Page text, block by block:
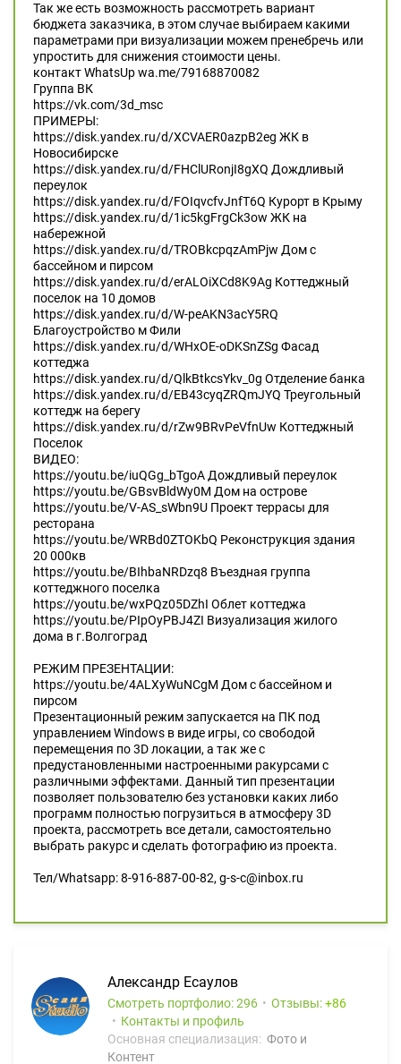
Так же есть возможность рассмотреть вариант
бюджета заказчика, в этом случае выбираем какими
параметрами при визуализации можем пренебречь или
упростить для снижения стоимости цены.
контакт WhatsUp wa.me/79168870082
Группа ВК
https://vk.com/3d_msc
ПРИМЕРЫ:
https://disk.yandex.ru/d/XCVAER0azpB2eg ЖК в
Новосибирске
https://disk.yandex.ru/d/FHClURonjI8gXQ Дождливый
переулок
https://disk.yandex.ru/d/FOIqvcfvJnfT6Q Курорт в Крыму
https://disk.yandex.ru/d/1ic5kgFrgCk3ow ЖК на
набережной
https://disk.yandex.ru/d/TROBkcpqzAmPjw Дом с
бассейном и пирсом
https://disk.yandex.ru/d/erALOiXCd8K9Ag Коттеджный
поселок на 10 домов
https://disk.yandex.ru/d/W-peAKN3acY5RQ
Благоустройство м Фили
https://disk.yandex.ru/d/WHxOE-oDKSnZSg Фасад
коттеджа
https://disk.yandex.ru/d/QlkBtkcsYkv_0g Отделение банка
https://disk.yandex.ru/d/EB43cyqZRQmJYQ Треугольный
коттедж на берегу
https://disk.yandex.ru/d/rZw9BRvPeVfnUw Коттеджный
Поселок
ВИДЕО:
https://youtu.be/iuQGg_bTgoA Дождливый переулок
https://youtu.be/GBsvBldWy0M Дом на острове
https://youtu.be/V-AS_sWbn9U Проект террасы для
ресторана
https://youtu.be/WRBd0ZTOKbQ Реконструкция здания
20 000кв
https://youtu.be/BIhbaNRDzq8 Въездная группа
коттеджного поселка
https://youtu.be/wxPQz05DZhI Облет коттеджа
https://youtu.be/PIpOyPBJ4ZI Визуализация жилого
дома в г.Волгоград
РЕЖИМ ПРЕЗЕНТАЦИИ:
https://youtu.be/4ALXyWuNCgM Дом с бассейном и
пирсом
Презентационный режим запускается на ПК под
управлением Windows в виде игры, со свободой
перемещения по 3D локации, а так же с
предустановленными настроенными ракурсами с
различными эффектами. Данный тип презентации
позволяет пользователю без установки каких либо
программ полностью погрузиться в атмосферу 3D
проекта, рассмотреть все детали, самостоятельно
выбрать ракурс и сделать фотографию из проекта.
Тел/Whatsapp: 8-916-887-00-82, g-s-c@inbox.ru
Александр Есаулов
Смотреть портфолио: 296 Отзывы:
86
Контакты и профиль
Основная специализация: Фото и
Контент